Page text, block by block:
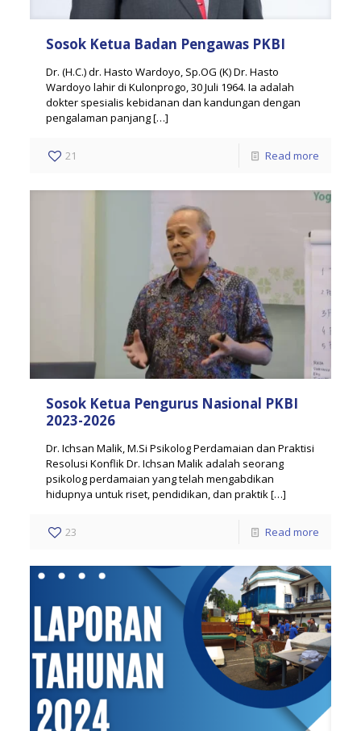
Sosok Ketua Badan Pengawas PKBI
Dr. (H.C.) dr. Hasto Wardoyo, Sp.OG (K) Dr. Hasto
Wardoyo lahir di Kulonprogo, 30 Juli 1964. Ia adalah
dokter spesialis kebidanan dan kandungan dengan
pengalaman panjang[…]
21 Read more
Sosok Ketua Pengurus Nasional PKBI
2023-2026
Dr. Ichsan Malik, M.Si Psikolog Perdamaian dan Praktisi
Resolusi Konflik Dr. Ichsan Malik adalah seorang
psikolog perdamaian yang telah mengabdikan
hidupnya untuk riset, pendidikan, dan praktik[…]
23 Read more